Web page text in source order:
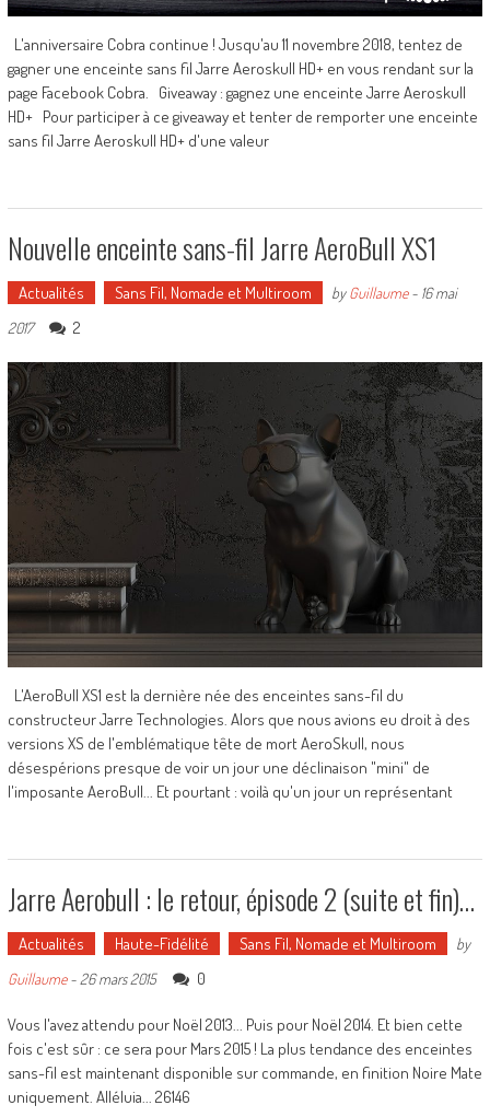
L'anniversaire Cobra continue ! Jusqu'au 11 novembre 2018, tentez de
gagner une enceinte sans fil Jarre Aeroskull HD+ en vous rendant sur la
page Facebook Cobra. Giveaway : gagnez une enceinte Jarre Aeroskull
HD+ Pour participer à ce giveaway et tenter de remporter une enceinte
sans fil Jarre Aeroskull HD+ d'une valeur
Nouvelle enceinte sans-fil Jarre AeroBull XS1
Actualités Sans Fil, Nomade et Multiroom byGuillaume- 16 mai
2017
2
L'AeroBull XS1 est la dernière née des enceintes sans-fil du
constructeur Jarre Technologies. Alors que nous avions eu droit à des
versions XS de l'emblématique tête de mort AeroSkull, nous
désespérions presque de voir un jour une déclinaison "mini" de
l'imposante AeroBull... Et pourtant : voilà qu'un jour un représentant
Jarre Aerobull : le retour, épisode 2 (suite et fin)…
Actualités Haute-Fidélité Sans Fil, Nomade et Multiroom
by
Guillaume- 26 mars 2015 0
Vous l'avez attendu pour Noël 2013... Puis pour Noël 2014. Et bien cette
fois c'est sûr : ce sera pour Mars 2015 ! La plus tendance des enceintes
sans-fil est maintenant disponible sur commande, en finition Noire Mate
uniquement. Alléluia... 26146